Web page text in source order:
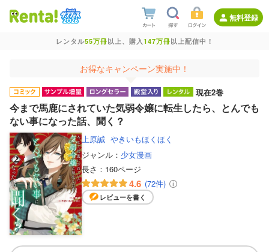
無料登録
レンタル55万冊以上、購入147万冊以上配信中！
お得なキャンペーン実施中！
現在2巻
今まで馬鹿にされていた気弱令嬢に転生したら、とんでも
ない事になった話、聞く？
上原誠 やきいもほくほく
ジャンル： 少女漫画
長さ： 160ページ
4.6 (72件)
レビューを書く